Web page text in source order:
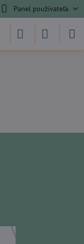
Panel používateľa